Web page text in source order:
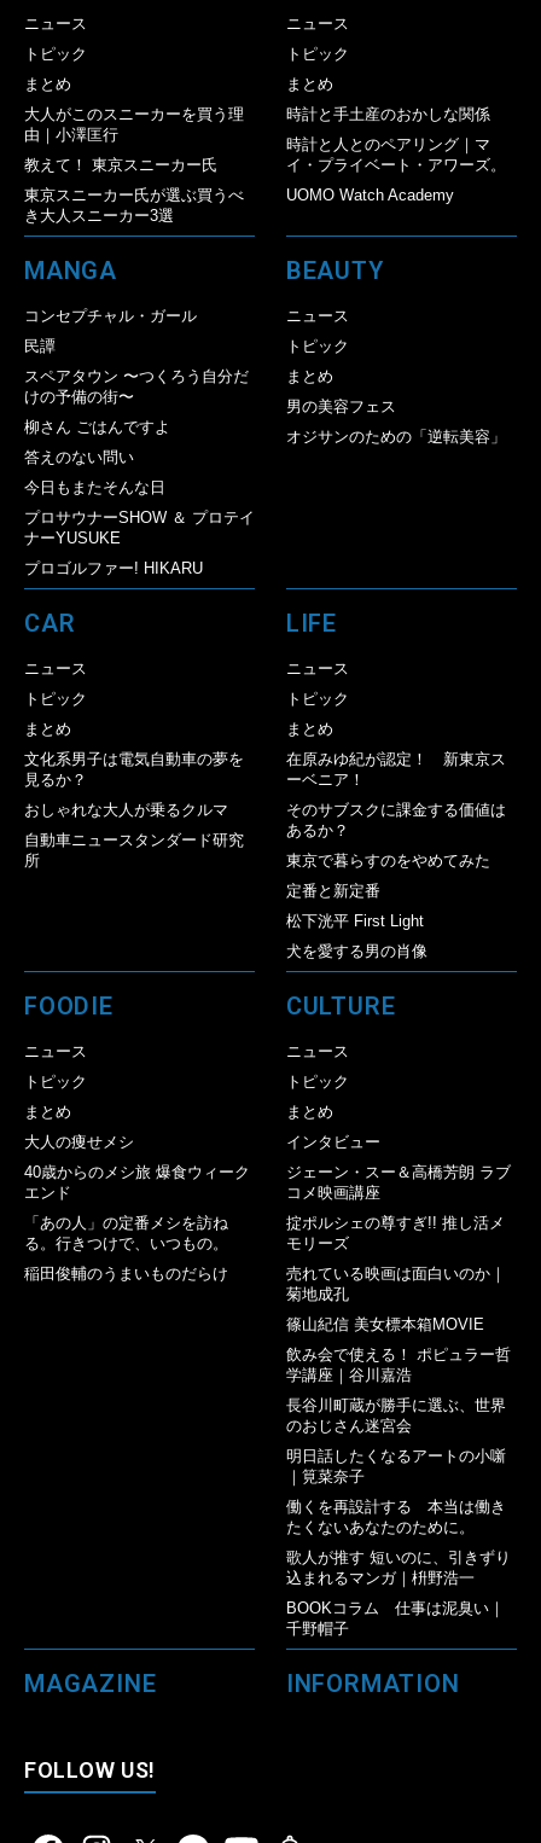
ニュース
トピック
まとめ
大人がこのスニーカーを買う理
由｜小澤匡行
教えて！ 東京スニーカー氏
東京スニーカー氏が選ぶ買うべ
き大人スニーカー3選
ニュース
トピック
まとめ
時計と手土産のおかしな関係
時計と人とのペアリング｜マ
イ・プライベート・アワーズ。
UOMO Watch Academy
MANGA
コンセプチャル・ガール
民譚
スペアタウン 〜つくろう自分だ
けの予備の街〜
柳さん ごはんですよ
答えのない問い
今日もまたそんな日
プロサウナーSHOW ＆ プロテイ
ナーYUSUKE
プロゴルファー! HIKARU
BEAUTY
ニュース
トピック
まとめ
男の美容フェス
オジサンのための「逆転美容」
CAR
ニュース
トピック
まとめ
文化系男子は電気自動車の夢を
見るか？
おしゃれな大人が乗るクルマ
自動車ニュースタンダード研究
所
LIFE
ニュース
トピック
まとめ
在原みゆ紀が認定！ 新東京ス
ーベニア！
そのサブスクに課金する価値は
あるか？
東京で暮らすのをやめてみた
定番と新定番
松下洸平 First Light
犬を愛する男の肖像
FOODIE
ニュース
トピック
まとめ
大人の痩せメシ
40歳からのメシ旅 爆食ウィーク
エンド
「あの人」の定番メシを訪ね
る。行きつけで、いつもの。
稲田俊輔のうまいものだらけ
CULTURE
ニュース
トピック
まとめ
インタビュー
ジェーン・スー＆高橋芳朗 ラブ
コメ映画講座
掟ポルシェの尊すぎ!! 推し活メ
モリーズ
売れている映画は面白いのか｜
菊地成孔
篠山紀信 美女標本箱MOVIE
飲み会で使える！ ポピュラー哲
学講座｜谷川嘉浩
長谷川町蔵が勝手に選ぶ、世界
のおじさん迷宮会
明日話したくなるアートの小噺
｜筧菜奈子
働くを再設計する 本当は働き
たくないあなたのために。
歌人が推す 短いのに、引きずり
込まれるマンガ｜枡野浩一
BOOKコラム 仕事は泥臭い｜
千野帽子
MAGAZINE INFORMATION
FOLLOW US!